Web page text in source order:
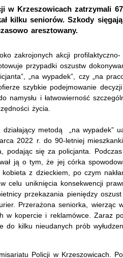
w Krzeszowicach zatrzymali
kilku seniorów. Szkody
aresztowany.
zakrojonych akcji profilaktyczno-
przypadki oszustw
„na wypadek” , czy „na
szybkie podejmowanie decyzji
namysłu i łatwowierność
życia.
działający metodą
„na wypadek”
2022 r. do 90-letniej mieszkanki
podając się za policjanta. Podczas
ją o tym, że jej córka
z dzieckiem, po czym
celu uniknięcia konsekwencji
przekazania pieniędzy
Przerażona seniorka, wierząc
w kopercie i reklamówce. Zaraz
do kilku nieudanych prób
Policji w Krzeszowicach.